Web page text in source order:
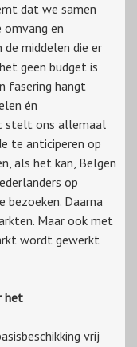
dat we samen
omvang en
middelen die er
geen budget is
fasering hangt
én
stelt ons allemaal
te anticiperen op
als het kan, Belgen
op
bezoeken. Daarna
Maar ook met
wordt gewerkt
het
vrij